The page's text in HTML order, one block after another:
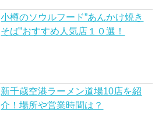
小樽のソウルフード”あんかけ焼き
そば”おすすめ人気店１０選！
新千歳空港ラーメン道場10店を紹
介！場所や営業時間は？